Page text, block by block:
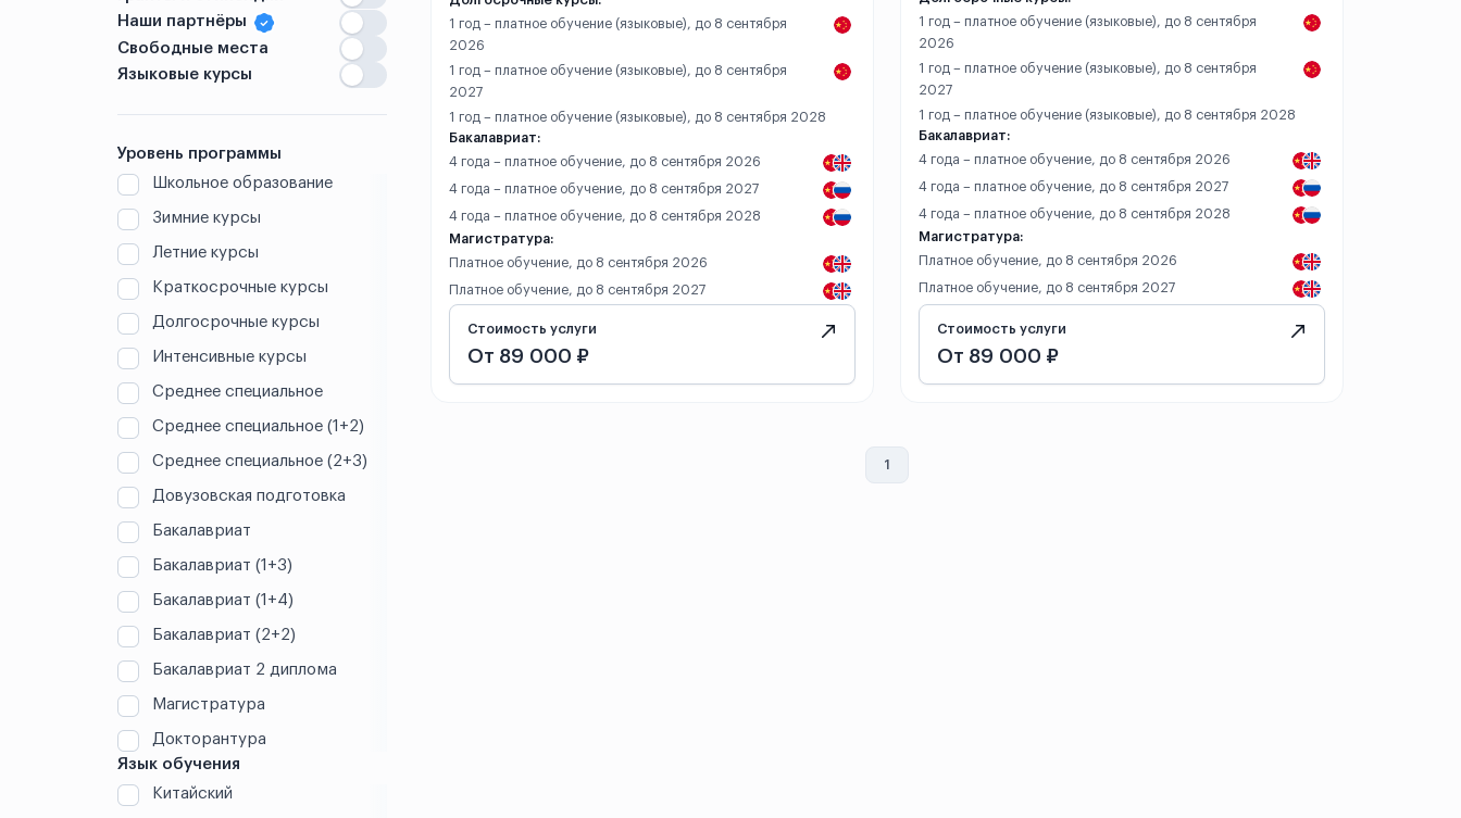
Вэйхай
Гонконг
Гуанчжоу
Гуаньхань
Гуйян
Далянь
Даньян
Дэчжоу
Дэян
Жичжао
Наши партнёры
Свободные места
Языковые курсы
Уровень программы
Школьное образование
Зимние курсы
Летние курсы
Краткосрочные курсы
Долгосрочные курсы
Интенсивные курсы
Среднее специальное
Среднее специальное (1+2)
Среднее специальное (2+3)
Довузовская подготовка
Бакалавриат
Бакалавриат (1+3)
Бакалавриат (1+4)
Бакалавриат (2+2)
Бакалавриат 2 диплома
Магистратура
Докторантура
Язык обучения
Китайский
1 год – платное обучение (языковые), до 8 сентября
2026
1 год – платное обучение (языковые), до 8 сентября
2027
1 год – платное обучение (языковые), до 8 сентября 2028
Бакалавриат:
4 года – платное обучение, до 8 сентября 2026
4 года – платное обучение, до 8 сентября 2027
4 года – платное обучение, до 8 сентября 2028
Магистратура:
Платное обучение, до 8 сентября 2026
Платное обучение, до 8 сентября 2027
Стоимость услуги
От 89 000 ₽
1 год – платное обучение (языковые), до 8 сентября
2026
1 год – платное обучение (языковые), до 8 сентября
2027
1 год – платное обучение (языковые), до 8 сентября 2028
Бакалавриат:
4 года – платное обучение, до 8 сентября 2026
4 года – платное обучение, до 8 сентября 2027
4 года – платное обучение, до 8 сентября 2028
Магистратура:
Платное обучение, до 8 сентября 2026
Платное обучение, до 8 сентября 2027
Стоимость услуги
От 89 000 ₽
1